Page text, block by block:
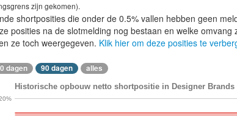
zijn gekomen).
shortposities die onder de 0.5% vallen hebben geen
posities na de slotmelding nog bestaan en welke
ze toch weergegeven. Klik hier om deze posities te
dagen 90 dagen alles
Historische opbouw netto shortpositie in Designer Brands